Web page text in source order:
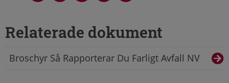
Relaterade dokument
Broschyr Så Rapporterar Du Farligt Avfall NV